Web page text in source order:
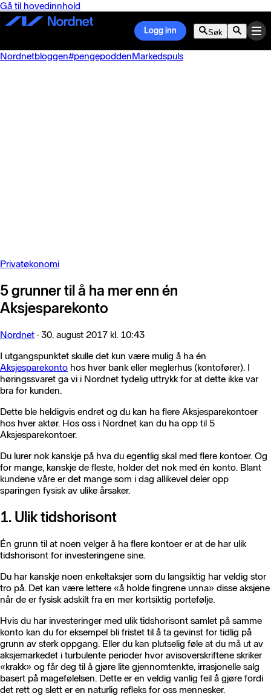
Gå til hovedinnhold
Logg inn Søk
Nordnetbloggen#pengepoddenMarkedspuls
Privatøkonomi
5 grunner til å ha mer enn én
Aksjesparekonto
Nordnet · 30. august 2017 kl. 10:43
I utgangspunktet skulle det kun være mulig å ha én
Aksjesparekonto hos hver bank eller meglerhus (kontofører). I
høringssvaret ga vi i Nordnet tydelig uttrykk for at dette ikke var
bra for kunden.
Dette ble heldigvis endret og du kan ha flere Aksjesparekontoer
hos hver aktør. Hos oss i Nordnet kan du ha opp til 5
Aksjesparekontoer.
Du lurer nok kanskje på hva du egentlig skal med flere kontoer. Og
for mange, kanskje de fleste, holder det nok med én konto. Blant
kundene våre er det mange som i dag allikevel deler opp
sparingen fysisk av ulike årsaker.
1. Ulik tidshorisont
Én grunn til at noen velger å ha flere kontoer er at de har ulik
tidshorisont for investeringene sine.
Du har kanskje noen enkeltaksjer som du langsiktig har veldig stor
tro på. Det kan være lettere «å holde fingrene unna» disse aksjene
når de er fysisk adskilt fra en mer kortsiktig portefølje.
Hvis du har investeringer med ulik tidshorisont samlet på samme
konto kan du for eksempel bli fristet til å ta gevinst for tidlig på
grunn av sterk oppgang. Eller du kan plutselig føle at du må ut av
aksjemarkedet i turbulente perioder hvor avisoverskriftene skriker
«krakk» og får deg til å gjøre lite gjennomtenkte, irrasjonelle salg
basert på magefølelsen. Dette er en veldig vanlig feil å gjøre fordi
det rett og slett er en naturlig refleks for oss mennesker.